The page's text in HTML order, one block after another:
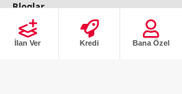
Bloglar
Kampanyalar
Tüm İlanlar
İlan Ver Kredi Bana Özel